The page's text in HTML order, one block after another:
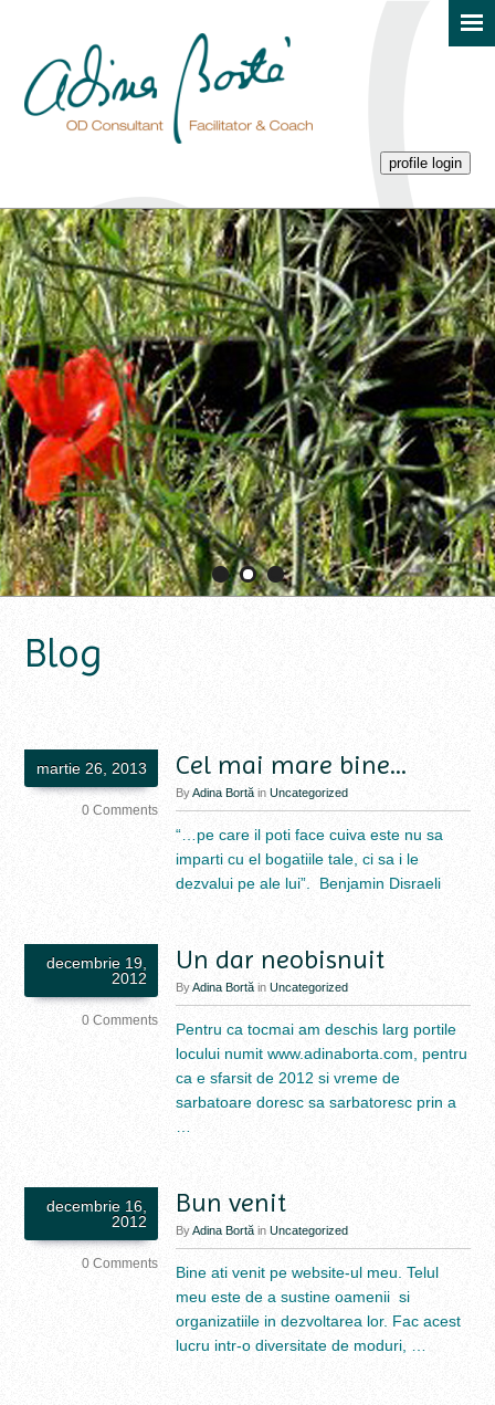
profile login
1 2 3
Blog
martie 26, 2013
0 Comments
Cel mai mare bine…
ByAdina Bortă inUncategorized
“…pe care il poti face cuiva este nu sa
imparti cu el bogatiile tale, ci sa i le
dezvalui pe ale lui”. Benjamin Disraeli
decembrie 19,
2012
0 Comments
Un dar neobisnuit
ByAdina Bortă inUncategorized
Pentru ca tocmai am deschis larg portile
locului numit www.adinaborta.com, pentru
ca e sfarsit de 2012 si vreme de
sarbatoare doresc sa sarbatoresc prin a
decembrie 16,
2012
0 Comments
Bun venit
ByAdina Bortă inUncategorized
Bine ati venit pe website-ul meu. Telul
meu este de a sustine oamenii si
organizatiile in dezvoltarea lor. Fac acest
lucru intr-o diversitate de moduri, …